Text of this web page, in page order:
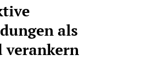
als
verankern